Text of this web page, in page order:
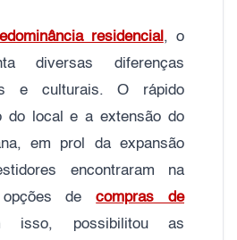
residencial , o
diversas diferenças
e culturais. O rápido
do local e a extensão do
em prol da expansão
encontraram na
opções decompras de
isso, possibilitou as